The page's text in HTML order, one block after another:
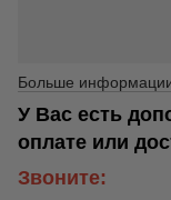
Больше
У Вас есть
оплате или
Звоните: